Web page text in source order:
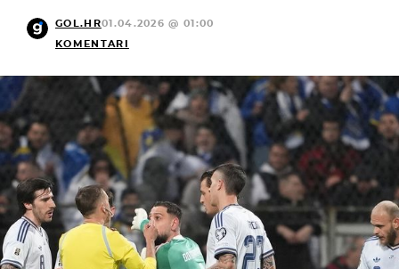
GOL.HR01.04.2026 @ 01:00
KOMENTARI